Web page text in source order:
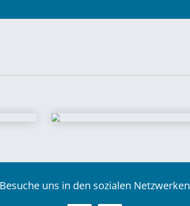
Besuche uns in den sozialen Netzwerken